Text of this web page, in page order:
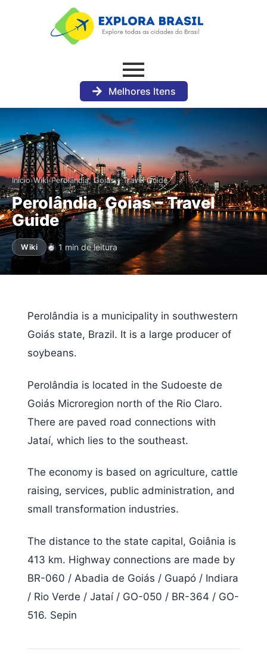
Melhores Itens
Início›Wiki›Perolândia, Goias – Travel Guide
Perolândia, Goias – Travel
Guide
Wiki 1 min de leitura
Perolândia is a municipality in southwestern
Goiás state, Brazil. It is a large producer of
soybeans.
Perolândia is located in the Sudoeste de
Goiás Microregion north of the Rio Claro.
There are paved road connections with
Jataí, which lies to the southeast.
The economy is based on agriculture, cattle
raising, services, public administration, and
small transformation industries.
The distance to the state capital, Goiânia is
413 km. Highway connections are made by
BR-060 / Abadia de Goiás / Guapó / Indiara
/ Rio Verde / Jataí / GO-050 / BR-364 / GO-
516. Sepin